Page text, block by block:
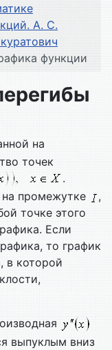
А. С.
функции
на
точек
.
на промежутке
,
точке этого
Если
то график
в которой
выпуклым вниз